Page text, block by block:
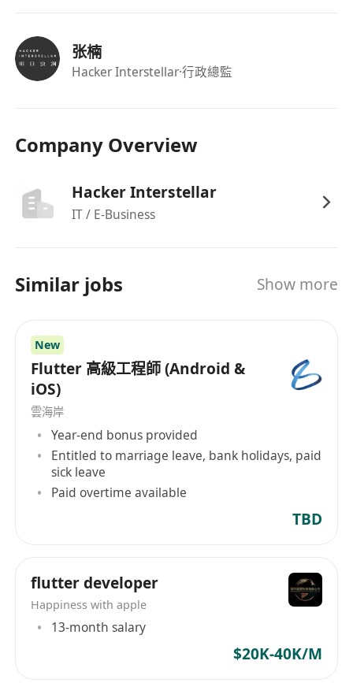
具备五年以上移动互联网开发经验，并具有大型
移动应用系统架构设计经验；
熟悉主流移动端架构设计模式，包括 MVC、
具备复杂移动端系统性能优化经验，包括应用稳
定性优化及系统资源管理优化；
具备技术团队指导经验，能够带领研发团队完成
复杂项目实施；
力。
具有海外app研发经验等。
张楠
Hacker Interstellar·行政總監
Company Overview
Hacker Interstellar
IT / E-Business
Similar jobs Show more
New
Flutter 高級工程師 (Android &
iOS)
雲海岸
Year-end bonus provided
Entitled to marriage leave, bank holidays, paid
sick leave
Paid overtime available
TBD
flutter developer
Happiness with apple
13-month salary
$20K-40K/M